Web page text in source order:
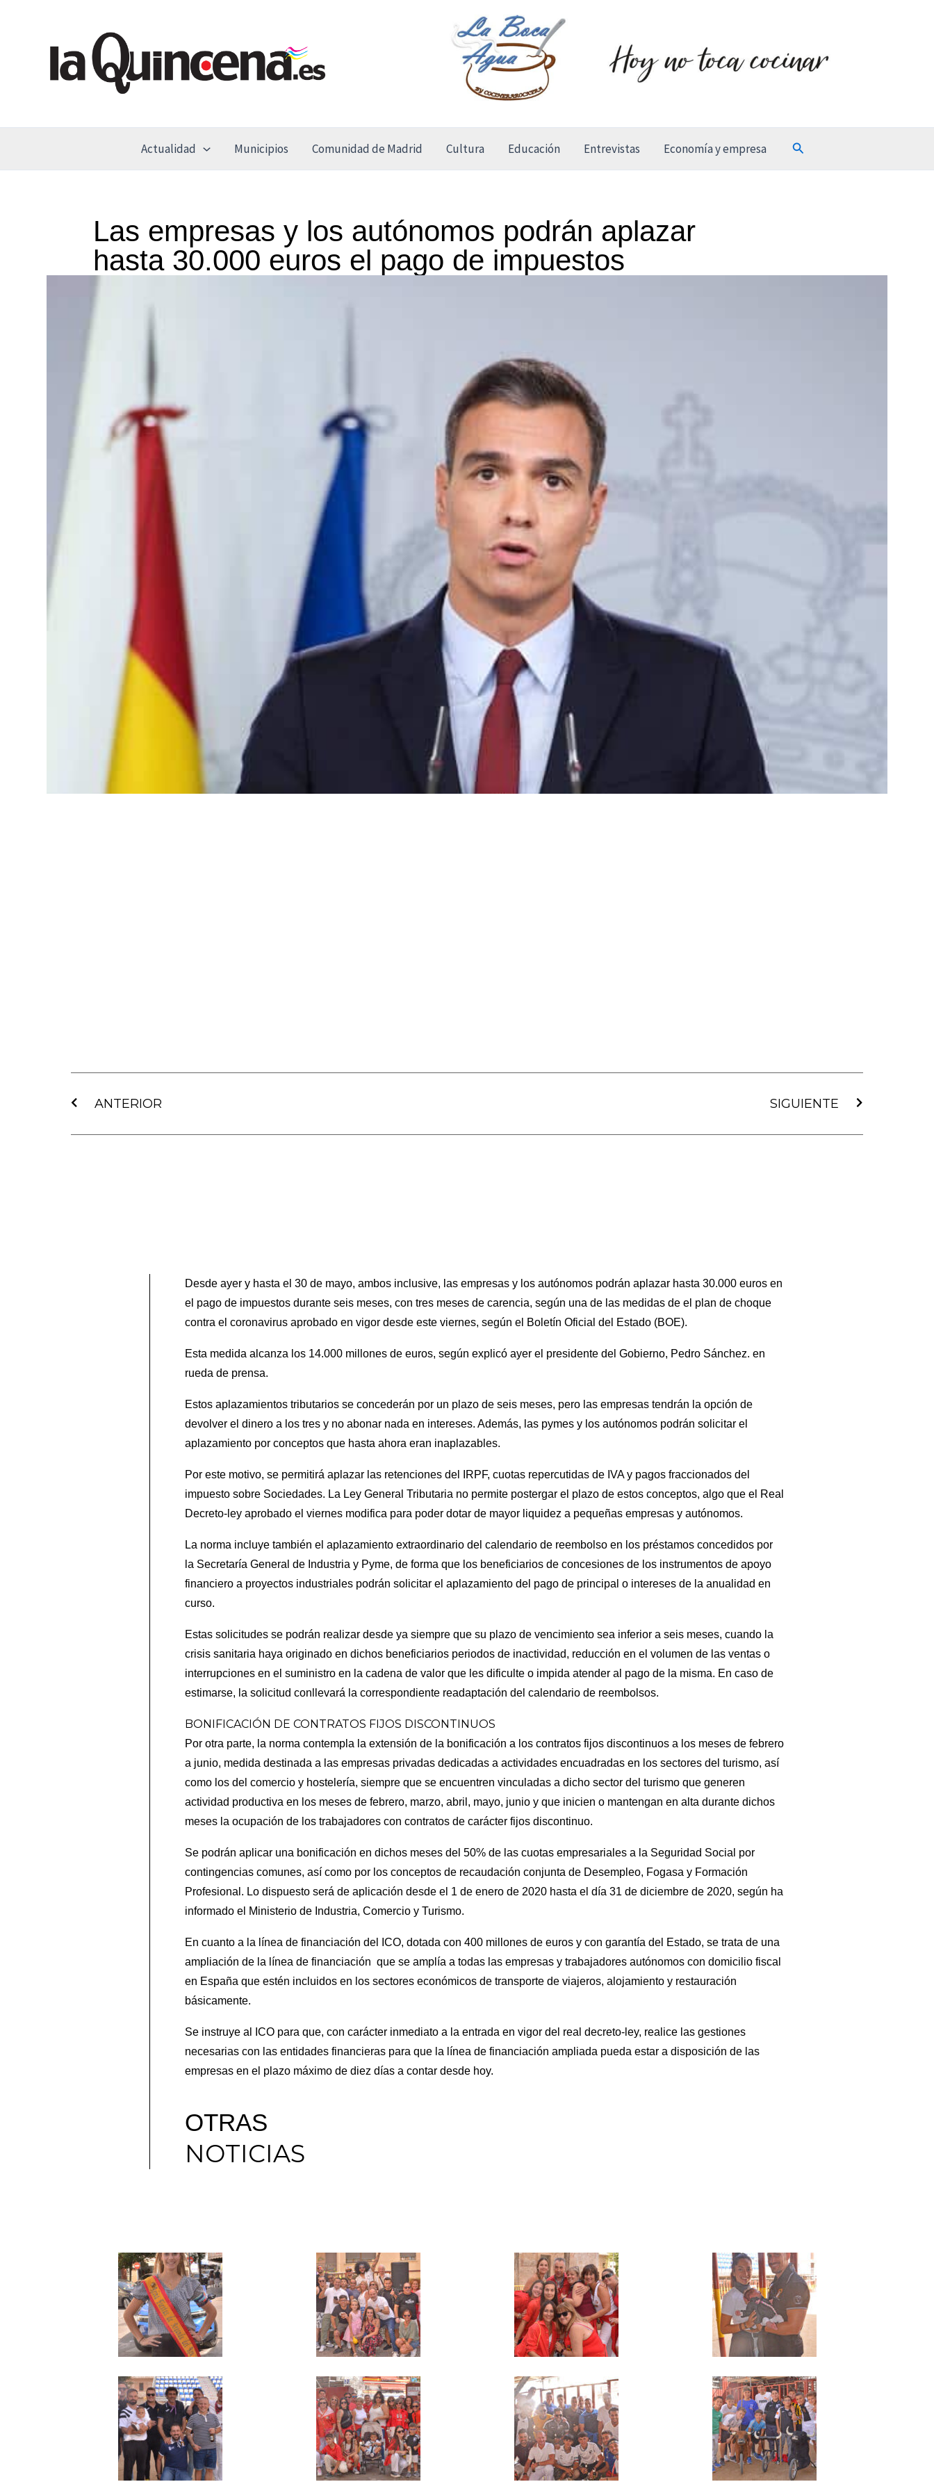
contenido
Actualidad Municipios Comunidad de Madrid Cultura Educación Entrevistas Economía y empresa Buscar
Las empresas y los autónomos podrán aplazar
hasta 30.000 euros el pago de impuestos
ANTERIOR SIGUIENTE
Desde ayer y hasta el 30 de mayo, ambos inclusive, las empresas y los autónomos podrán aplazar hasta 30.000 euros en
el pago de impuestos durante seis meses, con tres meses de carencia, según una de las medidas de el plan de choque
contra el coronavirus aprobado en vigor desde este viernes, según el Boletín Oficial del Estado (BOE).
Esta medida alcanza los 14.000 millones de euros, según explicó ayer el presidente del Gobierno, Pedro Sánchez. en
rueda de prensa.
Estos aplazamientos tributarios se concederán por un plazo de seis meses, pero las empresas tendrán la opción de
devolver el dinero a los tres y no abonar nada en intereses. Además, las pymes y los autónomos podrán solicitar el
aplazamiento por conceptos que hasta ahora eran inaplazables.
Por este motivo, se permitirá aplazar las retenciones del IRPF, cuotas repercutidas de IVA y pagos fraccionados del
impuesto sobre Sociedades. La Ley General Tributaria no permite postergar el plazo de estos conceptos, algo que el Real
Decreto-ley aprobado el viernes modifica para poder dotar de mayor liquidez a pequeñas empresas y autónomos.
La norma incluye también el aplazamiento extraordinario del calendario de reembolso en los préstamos concedidos por
la Secretaría General de Industria y Pyme, de forma que los beneficiarios de concesiones de los instrumentos de apoyo
financiero a proyectos industriales podrán solicitar el aplazamiento del pago de principal o intereses de la anualidad en
curso.
Estas solicitudes se podrán realizar desde ya siempre que su plazo de vencimiento sea inferior a seis meses, cuando la
crisis sanitaria haya originado en dichos beneficiarios periodos de inactividad, reducción en el volumen de las ventas o
interrupciones en el suministro en la cadena de valor que les dificulte o impida atender al pago de la misma. En caso de
estimarse, la solicitud conllevará la correspondiente readaptación del calendario de reembolsos.
BONIFICACIÓN DE CONTRATOS FIJOS DISCONTINUOS
Por otra parte, la norma contempla la extensión de la bonificación a los contratos fijos discontinuos a los meses de febrero
a junio, medida destinada a las empresas privadas dedicadas a actividades encuadradas en los sectores del turismo, así
como los del comercio y hostelería, siempre que se encuentren vinculadas a dicho sector del turismo que generen
actividad productiva en los meses de febrero, marzo, abril, mayo, junio y que inicien o mantengan en alta durante dichos
meses la ocupación de los trabajadores con contratos de carácter fijos discontinuo.
Se podrán aplicar una bonificación en dichos meses del 50% de las cuotas empresariales a la Seguridad Social por
contingencias comunes, así como por los conceptos de recaudación conjunta de Desempleo, Fogasa y Formación
Profesional. Lo dispuesto será de aplicación desde el 1 de enero de 2020 hasta el día 31 de diciembre de 2020, según ha
informado el Ministerio de Industria, Comercio y Turismo.
En cuanto a la línea de financiación del ICO, dotada con 400 millones de euros y con garantía del Estado, se trata de una
ampliación de la línea de financiación que se amplía a todas las empresas y trabajadores autónomos con domicilio fiscal
en España que estén incluidos en los sectores económicos de transporte de viajeros, alojamiento y restauración
básicamente.
Se instruye al ICO para que, con carácter inmediato a la entrada en vigor del real decreto-ley, realice las gestiones
necesarias con las entidades financieras para que la línea de financiación ampliada pueda estar a disposición de las
empresas en el plazo máximo de diez días a contar desde hoy.
OTRAS
NOTICIAS